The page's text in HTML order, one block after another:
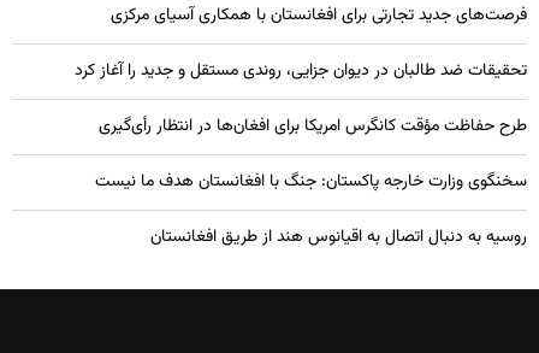
فرصت‌های جدید تجارتی برای افغانستان با همکاری آسیای مرکزی
تحقیقات ضد طالبان در دیوان جزایی، روندی مستقل و جدید را آغاز کرد
طرح حفاظت مؤقت کانگرس امریکا برای افغان‌ها در انتظار رأی‌گیری
سخنگوی وزارت خارجه پاکستان: جنگ با افغانستان هدف ما نیست
روسیه به دنبال اتصال به اقیانوس هند از طریق افغانستان